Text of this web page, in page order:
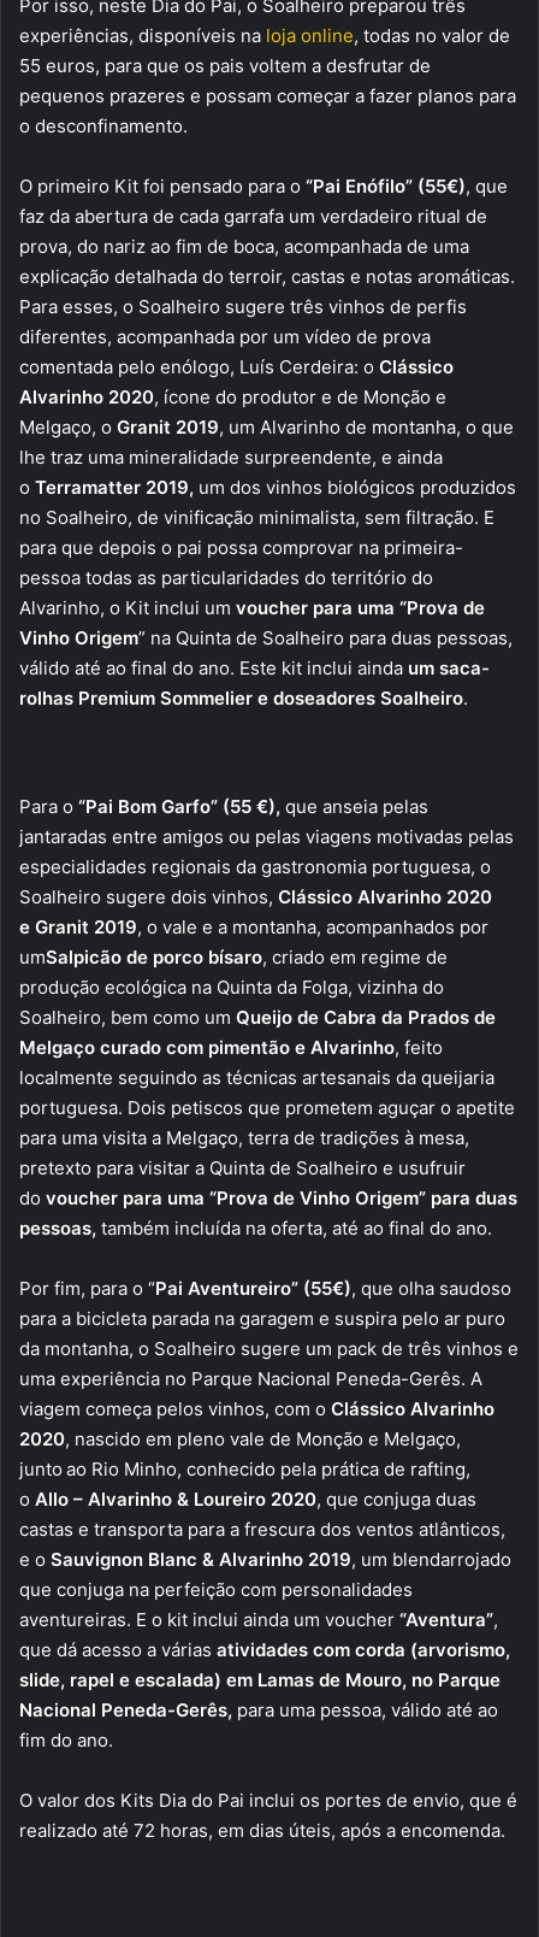
Por isso, neste Dia do Pai, o Soalheiro preparou três
experiências, disponíveis na loja online, todas no valor de
55 euros, para que os pais voltem a desfrutar de
pequenos prazeres e possam começar a fazer planos para
o desconfinamento.
O primeiro Kit foi pensado para o “Pai Enófilo” (55€), que
faz da abertura de cada garrafa um verdadeiro ritual de
prova, do nariz ao fim de boca, acompanhada de uma
explicação detalhada do terroir, castas e notas aromáticas.
Para esses, o Soalheiro sugere três vinhos de perfis
diferentes, acompanhada por um vídeo de prova
comentada pelo enólogo, Luís Cerdeira: o Clássico
Alvarinho 2020, ícone do produtor e de Monção e
Melgaço, o Granit 2019, um Alvarinho de montanha, o que
lhe traz uma mineralidade surpreendente, e ainda
o Terramatter 2019, um dos vinhos biológicos produzidos
no Soalheiro, de vinificação minimalista, sem filtração. E
para que depois o pai possa comprovar na primeira-
pessoa todas as particularidades do território do
Alvarinho, o Kit inclui um voucher para uma “Prova de
Vinho Origem” na Quinta de Soalheiro para duas pessoas,
válido até ao final do ano. Este kit inclui ainda um saca-
rolhas Premium Sommelier e doseadores Soalheiro.
Para o “Pai Bom Garfo” (55 €), que anseia pelas
jantaradas entre amigos ou pelas viagens motivadas pelas
especialidades regionais da gastronomia portuguesa, o
Soalheiro sugere dois vinhos, Clássico Alvarinho 2020
e Granit 2019, o vale e a montanha, acompanhados por
umSalpicão de porco bísaro, criado em regime de
produção ecológica na Quinta da Folga, vizinha do
Soalheiro, bem como um Queijo de Cabra da Prados de
Melgaço curado com pimentão e Alvarinho, feito
localmente seguindo as técnicas artesanais da queijaria
portuguesa. Dois petiscos que prometem aguçar o apetite
para uma visita a Melgaço, terra de tradições à mesa,
pretexto para visitar a Quinta de Soalheiro e usufruir
do voucher para uma “Prova de Vinho Origem” para duas
pessoas, também incluída na oferta, até ao final do ano.
Por fim, para o “Pai Aventureiro” (55€), que olha saudoso
para a bicicleta parada na garagem e suspira pelo ar puro
da montanha, o Soalheiro sugere um pack de três vinhos e
uma experiência no Parque Nacional Peneda-Gerês. A
viagem começa pelos vinhos, com o Clássico Alvarinho
2020, nascido em pleno vale de Monção e Melgaço,
junto ao Rio Minho, conhecido pela prática de rafting,
o Allo – Alvarinho & Loureiro 2020, que conjuga duas
castas e transporta para a frescura dos ventos atlânticos,
e o Sauvignon Blanc & Alvarinho 2019, um blendarrojado
que conjuga na perfeição com personalidades
aventureiras. E o kit inclui ainda um voucher “Aventura”,
que dá acesso a várias atividades com corda (arvorismo,
slide, rapel e escalada) em Lamas de Mouro, no Parque
Nacional Peneda-Gerês, para uma pessoa, válido até ao
fim do ano.
O valor dos Kits Dia do Pai inclui os portes de envio, que é
realizado até 72 horas, em dias úteis, após a encomenda.